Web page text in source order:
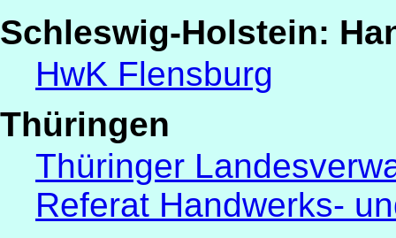
Schleswig-Holstein:
HwK Flensburg
Thüringen
Thüringer
Referat Handwerks-